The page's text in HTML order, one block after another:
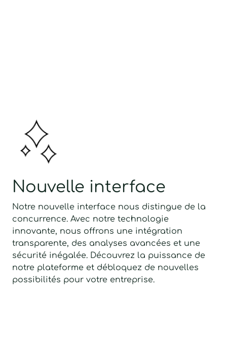
Nouvelle interface
Notre nouvelle interface nous distingue de la
concurrence. Avec notre technologie
innovante, nous offrons une intégration
transparente, des analyses avancées et une
sécurité inégalée. Découvrez la puissance de
notre plateforme et débloquez de nouvelles
possibilités pour votre entreprise.